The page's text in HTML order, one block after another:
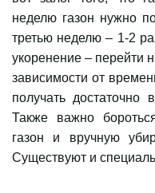
неделю газон нужно
третью неделю – 1-2
укоренение – перейти
зависимости от
получать достаточно
Также важно
газон и вручную
Существуют и